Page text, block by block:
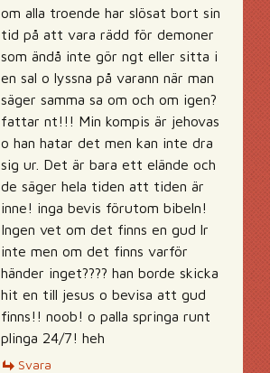
om alla troende har slösat bort sin
tid på att vara rädd för demoner
som ändå inte gör ngt eller sitta i
en sal o lyssna på varann när man
säger samma sa om och om igen?
fattar nt!!! Min kompis är jehovas
o han hatar det men kan inte dra
sig ur. Det är bara ett elände och
de säger hela tiden att tiden är
inne! inga bevis förutom bibeln!
Ingen vet om det finns en gud lr
inte men om det finns varför
händer inget???? han borde skicka
hit en till jesus o bevisa att gud
finns!! noob! o palla springa runt
plinga 24/7! heh
Svara